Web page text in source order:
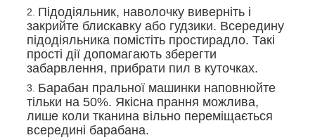
Підодіяльник, наволочку виверніть і
закрийте блискавку або гудзики. Всередину
підодіяльника помістіть простирадло. Такі
прості дії допомагають зберегти
забарвлення, прибрати пил в куточках.
Барабан пральної машинки наповнюйте
тільки на 50%. Якісна прання можлива,
лише коли тканина вільно переміщається
всередині барабана.